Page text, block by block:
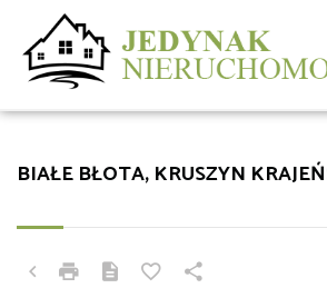
BIAŁE BŁOTA, KRUSZYN